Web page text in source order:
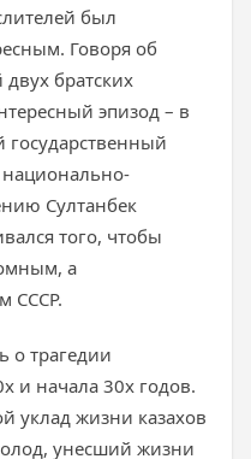
был
Говоря об
братских
эпизод – в
государственный
Султанбек
того, чтобы
а
СССР.
о трагедии
и начала 30х годов.
уклад жизни казахов
унесший жизни